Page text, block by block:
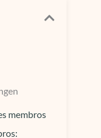
membros